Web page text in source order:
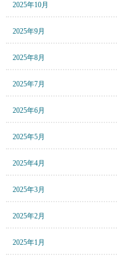
2025年10月
2025年9月
2025年8月
2025年7月
2025年6月
2025年5月
2025年4月
2025年3月
2025年2月
2025年1月